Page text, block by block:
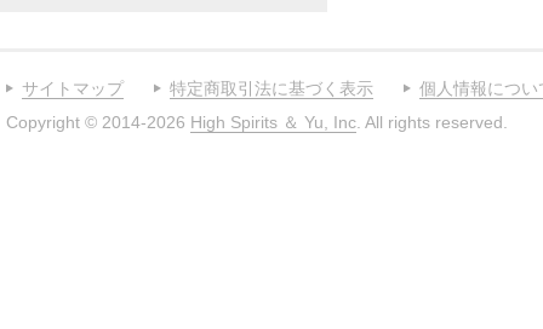
サイトマップ 特定商取引法に基づく表示
個人情報につい
Copyright © 2014-2026 High Spirits ＆ Yu, Inc . All rights reserved.